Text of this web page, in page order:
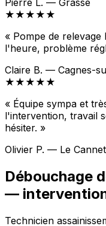
Pierre L. — Grasse
★★★★★
« Pompe de
l'heure, problème
Claire B. — Cagnes-
★★★★★
« Équipe sympa et
l'intervention, travail
hésiter. »
Olivier P. — Le Cannet
Débouchage
—
Technicien